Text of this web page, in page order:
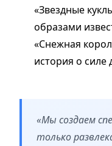
«Звездные
образами
«Снежная
история о силе
«Мы создаем
только